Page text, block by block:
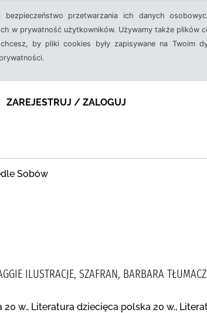
przetwarzania ich danych
w prywatność użytkowników. Używamy także plików
by pliki cookies były zapisywane na Twoim
ZAREJESTRUJ / ZALOGUJ
Sobów
ILUSTRACJE, SZAFRAN, BARBARA
w., Literatura dziecięca polska 20 w.,